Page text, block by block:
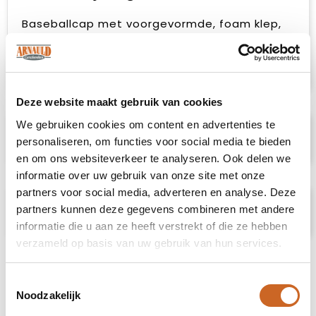
Deze website maakt gebruik van cookies
We gebruiken cookies om content en advertenties te
personaliseren, om functies voor social media te bieden
en om ons websiteverkeer te analyseren. Ook delen we
informatie over uw gebruik van onze site met onze
partners voor social media, adverteren en analyse. Deze
partners kunnen deze gegevens combineren met andere
informatie die u aan ze heeft verstrekt of die ze hebben
verzameld op basis van uw gebruik van hun services.
Noodzakelijk
Baseballcap met voorgevormde, foam klep,
mesh structuur voor optimale ventilatie.
Specificaties
Prijsspecificaties